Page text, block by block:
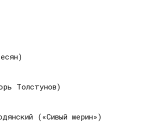
Толстунов)
(«Сивый мерин»)